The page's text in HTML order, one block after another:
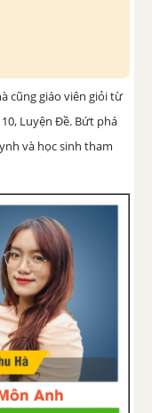
cũng giáo viên giỏi từ
Luyện Đề. Bứt phá
và học sinh tham